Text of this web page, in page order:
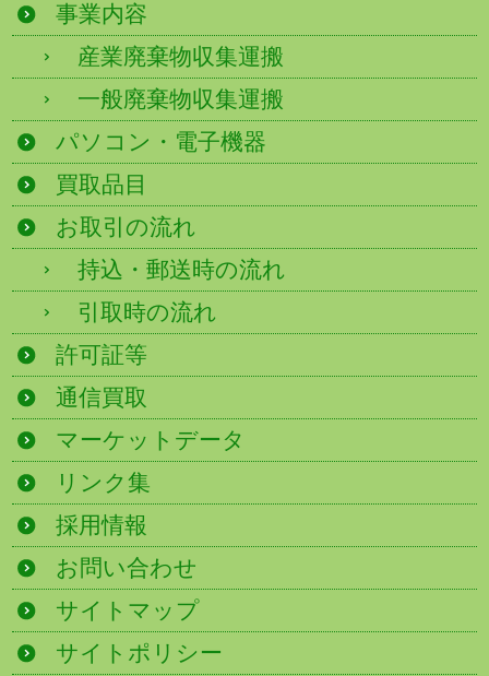
事業内容
産業廃棄物収集運搬
一般廃棄物収集運搬
パソコン・電子機器
買取品目
お取引の流れ
持込・郵送時の流れ
引取時の流れ
許可証等
通信買取
マーケットデータ
リンク集
採用情報
お問い合わせ
サイトマップ
サイトポリシー